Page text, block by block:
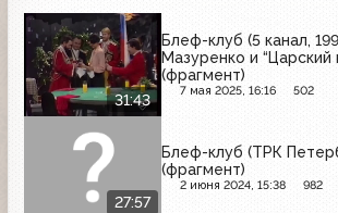
31:43
Блеф-клуб (5 канал,
Мазуренко и “Царский
(фрагмент)
7 мая 2025, 16:16 502
27:57
Блеф-клуб (ТРК
(фрагмент)
2 июня 2024, 15:38 982